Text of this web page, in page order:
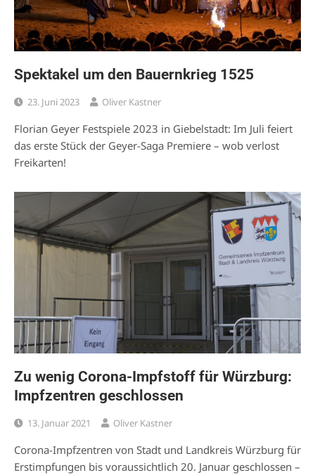
Spektakel um den Bauernkrieg 1525
23. Juni 2023 Oliver Kastner
Florian Geyer Festspiele 2023 in Giebelstadt: Im Juli feiert
das erste Stück der Geyer-Saga Premiere – wob verlost
Freikarten!
Zu wenig Corona-Impfstoff für Würzburg:
Impfzentren geschlossen
13. Januar 2021 Oliver Kastner
Corona-Impfzentren von Stadt und Landkreis Würzburg für
Erstimpfungen bis voraussichtlich 20. Januar geschlossen –